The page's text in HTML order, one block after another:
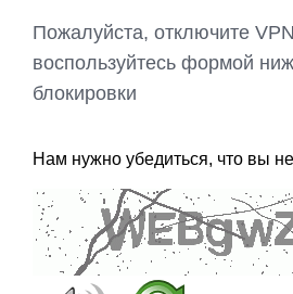
Пожалуйста, отключите
воспользуйтесь формой
блокировки
Нам нужно убедиться, что вы